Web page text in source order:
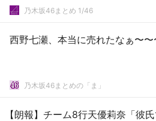
乃木坂46まとめ 1/46
西野七瀬、本当に売れたなぁ〜〜
乃木坂46まとめの「ま」
【朗報】チーム8行天優莉奈「彼